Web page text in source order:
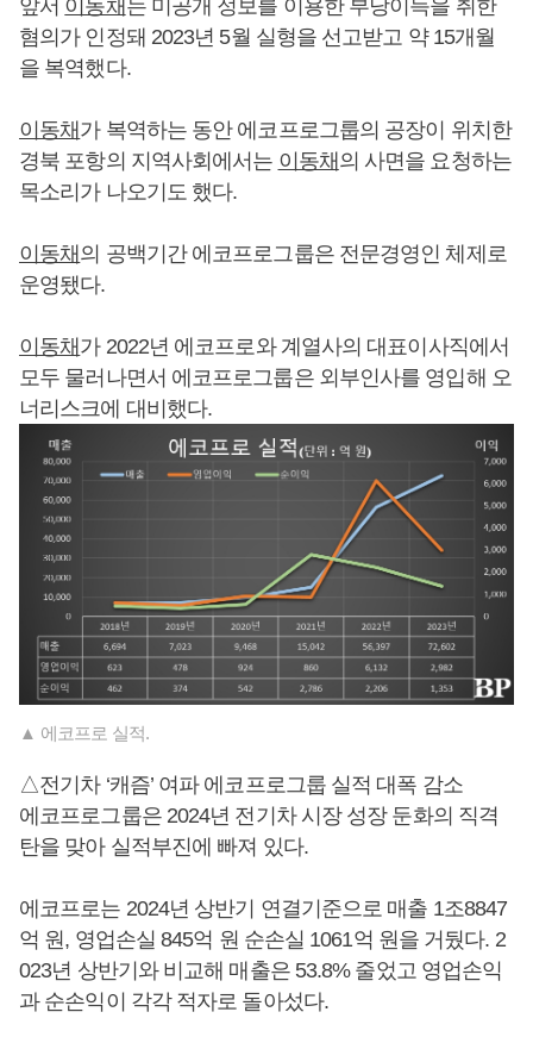
앞서 이동채 는 미공개 정보를 이용한 부당이득을 취한
혐의가 인정돼 2023년 5월 실형을 선고받고 약 15개월
을 복역했다.
이동채 가 복역하는 동안 에코프로그룹의 공장이 위치한
경북 포항의 지역사회에서는 이동채 의 사면을 요청하는
목소리가 나오기도 했다.
이동채 의 공백기간 에코프로그룹은 전문경영인 체제로
운영됐다.
이동채 가 2022년 에코프로와 계열사의 대표이사직에서
모두 물러나면서 에코프로그룹은 외부인사를 영입해 오
너리스크에 대비했다.
▲ 에코프로 실적.
△전기차 ‘캐즘’ 여파 에코프로그룹 실적 대폭 감소
에코프로그룹은 2024년 전기차 시장 성장 둔화의 직격
탄을 맞아 실적부진에 빠져 있다.
에코프로는 2024년 상반기 연결기준으로 매출 1조8847
억 원, 영업손실 845억 원 순손실 1061억 원을 거뒀다. 2
023년 상반기와 비교해 매출은 53.8% 줄었고 영업손익
과 순손익이 각각 적자로 돌아섰다.